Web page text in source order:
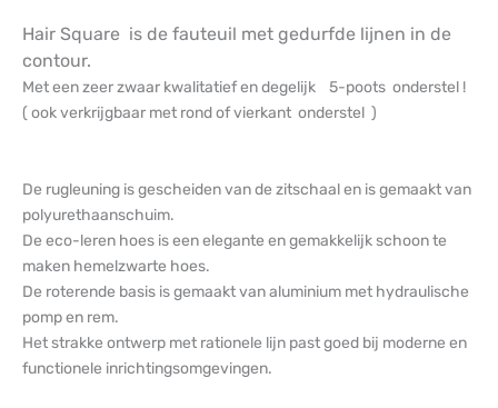
Hair Square is de fauteuil met gedurfde lijnen in de
contour.
Met een zeer zwaar kwalitatief en degelijk 5-poots onderstel !
( ook verkrijgbaar met rond of vierkant onderstel )
De rugleuning is gescheiden van de zitschaal en is gemaakt van
polyurethaanschuim.
De eco-leren hoes is een elegante en gemakkelijk schoon te
maken hemelzwarte hoes.
De roterende basis is gemaakt van aluminium met hydraulische
pomp en rem.
Het strakke ontwerp met rationele lijn past goed bij moderne en
functionele inrichtingsomgevingen.